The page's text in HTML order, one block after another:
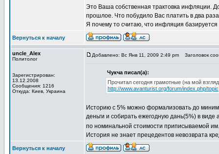
Это Ваша собственная трактовка инфляции.
прошлое. Что побудило Вас платить в два
Я почему то считаю, что инфляция базируется
Вернуться к началу
uncle_Alex
Политолог
Зарегистрирован:
13.12.2008
Сообщения: 1216
Откуда: Киев, Украина
Добавлено: Вс Янв 11, 2009 2:49 pm Заголовок
Чукча писал(а):
Прочитал сегодня грамотные (на мой
http://www.avanturist.org/forum/index.php/
Историю с 5% можно формализовать до
деньги и собирать ежегодную дань(5%) в
по номинальной стоимости приписываемой
История не знает прецедентов невозврата
Вернуться к началу